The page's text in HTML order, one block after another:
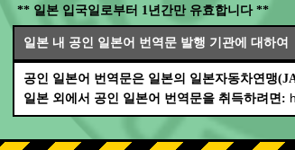
** 일본 입국일로부터 1년간만 유효합니다 **
일본 내 공인 일본어 번역문 발행 기관에 대하여
공인 일본어 번역문은 일본의 일본자동차연맹
일본 외에서 공인 일본어 번역문을 취득하려면: